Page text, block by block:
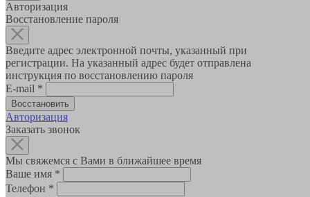
Авторизация
Восстановление пароля
Введите адрес электронной почты, указанный при
регистрации. На указанный адрес будет отправлена
инструкция по восстановлению пароля
E-mail *
Авторизация
Заказать звонок
Мы свяжемся с Вами в ближайшее время
Ваше имя *
Телефон *